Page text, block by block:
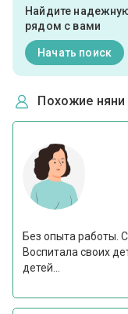
Найдите
рядом с вами
Начать поиск
Похожие няни
Без опыта работы.
Воспитала своих
детей...